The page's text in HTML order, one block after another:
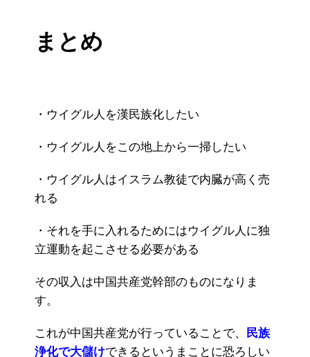
まとめ
・ウイグル人を漢民族化したい
・ウイグル人をこの地上から一掃したい
・ウイグル人はイスラム教徒で内臓が高く売
れる
・それを手に入れるためにはウイグル人に独
立運動を起こさせる必要がある
その収入は中国共産党幹部のものになりま
す。
これが中国共産党が行っていることで、
民族
浄化で大儲けできるというまことに恐ろしい